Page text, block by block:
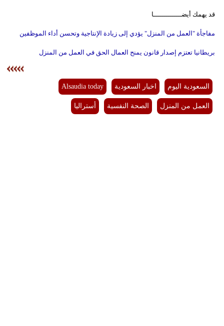
قد يهمك أيضــــــــــــــا
مفاجأة "العمل من المنزل" يؤدي إلى زيادة الإنتاجية وتحسن أداء الموظفين
بريطانيا تعتزم إصدار قانون يمنح العمال الحق في العمل من المنزل
السعودية اليوم اخبار السعودية Alsaudia today
العمل من المنزل الصحة النفسية أستراليا